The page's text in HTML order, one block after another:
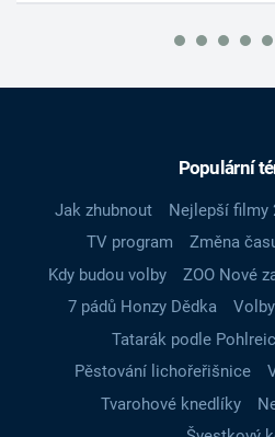
Populární
Jak zhubnout Nejlepší filmy
TV program
Změna
Kdy budou volby
ZOO Nové
7 pádů Honzy Dědka
Tatarák podle
Pěstování lichořeřišnice
Tvarohové knedlíky